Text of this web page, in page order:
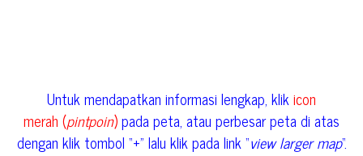
Untuk mendapatkan informasi lengkap, klikicon
merah (pintpoin)pada peta, atau perbesar peta di atas
dengan klik tombol “+” lalu klik pada link “view larger map“.